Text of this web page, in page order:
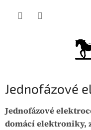
Jednofázové
Jednofázové
domácí elektroniky,